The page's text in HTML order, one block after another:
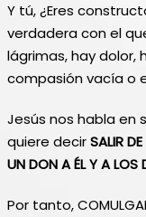
Y tú, ¿Eres
verdadera con el
lágrimas, hay dolor,
compasión vacía o
Jesús nos habla en
quiere decirSALIR
UN DON A ÉL Y A LOS
Por tanto,